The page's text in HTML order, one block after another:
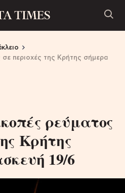
περιοχές της Κρήτης σήμερα
ρεύματος
Κρήτης
19/6